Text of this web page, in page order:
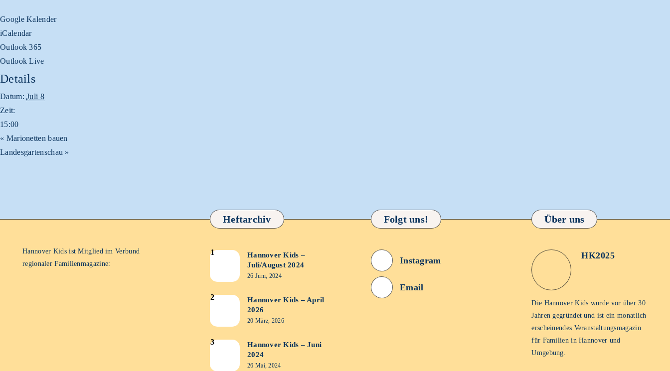
Google Kalender
iCalendar
Outlook 365
Outlook Live
Details
Datum: Juli 8
Zeit:
15:00
« Marionetten bauen
Landesgartenschau »
Hannover Kids ist Mitglied im Verbund
regionaler Familienmagazine:
Heftarchiv
Hannover
Juli/August
1
Hannover Kids –
Juli/August 2024
26 Juni, 2024
Hannover
April
2
Hannover Kids – April
2026
20 März, 2026
Hannover
3
Hannover Kids – Juni
2024
26 Mai, 2024
Folgt uns!
Instagram
Email
Über uns
HK2025
HK2025
Die Hannover Kids wurde vor über 30
Jahren gegründet und ist ein monatlich
erscheinendes Veranstaltungsmagazin
für Familien in Hannover und
Umgebung.